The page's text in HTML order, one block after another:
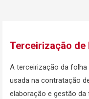
Terceirização de
A terceirização da
usada na contratação
elaboração e gestão da